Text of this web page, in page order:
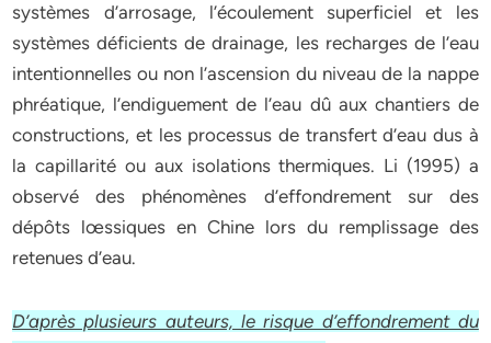
systèmes d’arrosage, l’écoulement superficiel et les
systèmes déficients de drainage, les recharges de l’eau
intentionnelles ou non l’ascension du niveau de la nappe
phréatique, l’endiguement de l’eau dû aux chantiers de
constructions, et les processus de transfert d’eau dus à
la capillarité ou aux isolations thermiques. Li (1995) a
observé des phénomènes d’effondrement sur des
dépôts lœssiques en Chine lors du remplissage des
retenues d’eau.
D’après plusieurs auteurs, le risque d’effondrement du